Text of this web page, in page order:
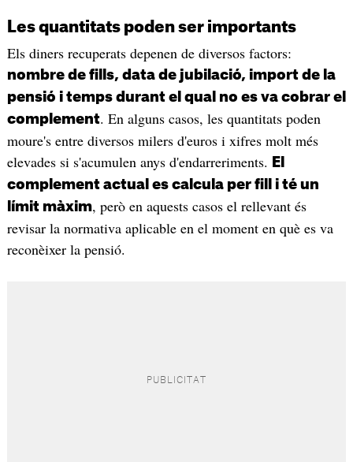
Les quantitats poden ser importants
Els diners recuperats depenen de diversos factors:
nombre de fills, data de jubilació, import de la
pensió i temps durant el qual no es va cobrar el
complement. En alguns casos, les quantitats poden
moure's entre diversos milers d'euros i xifres molt més
elevades si s'acumulen anys d'endarreriments.
El
complement actual es calcula per fill i té un
límit màxim, però en aquests casos el rellevant és
revisar la normativa aplicable en el moment en què es va
reconèixer la pensió.